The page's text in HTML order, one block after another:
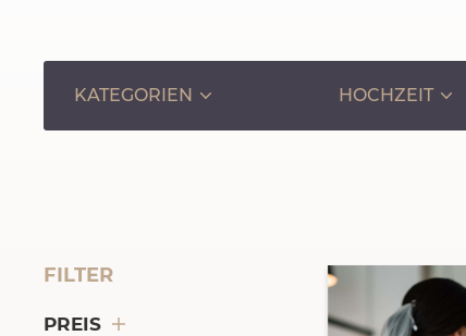
KATEGORIEN HOCHZEIT
FILTER
PREIS